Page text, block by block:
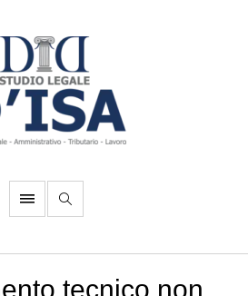
tecnico non